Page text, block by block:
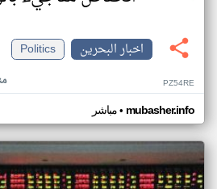
اخبار البحرين
Politics
PZ54RE
مباشر• mubasher.info